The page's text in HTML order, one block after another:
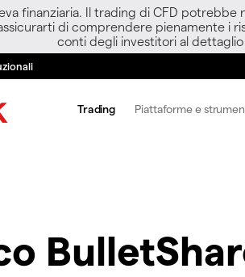
finanziaria. Il trading di CFD
di comprendere pienamente
conti degli investitori al dettaglio
Trading Piattaforme e